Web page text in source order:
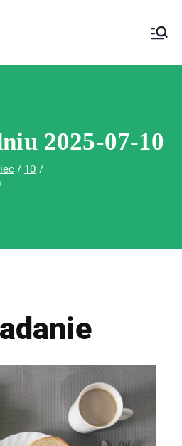
Szpital Specjalistyczny im.
Czerwonej Górze
2025-07-10
10